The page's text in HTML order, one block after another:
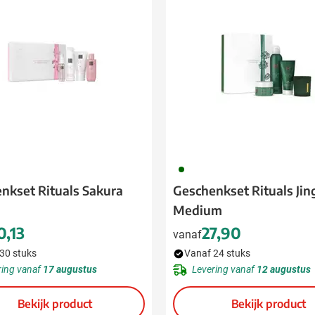
& drinken categorie
& Wellness categorie
categorie
& specials categorie
Rituals Sakura
stuks
vanaf17 augustus
Bekijk product
060
Geschenkset Rituals
Medium
vanaf27,90
Vanaf 24 stuks
Levering vanaf12 augustus
Bekijk product